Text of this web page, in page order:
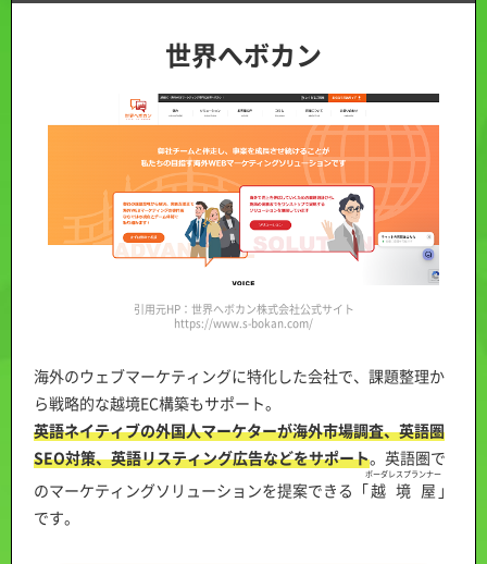
世界へボカン
引用元HP：世界へボカン株式会社公式サイト
https://www.s-bokan.com/
海外のウェブマーケティングに特化した会社で、課題整理か
ら戦略的な越境EC構築もサポート。
英語ネイティブの外国人マーケターが海外市場調査、英語圏
SEO対策、英語リスティング広告などをサポート。英語圏で
のマーケティングソリューションを提案できる「越境屋
ボーダレスプランナー
」
です。